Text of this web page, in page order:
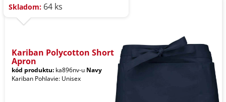
Skladom: 64 ks
Kariban Polycotton Short
Apron
kód produktu: ka896nv-u Navy
Kariban Pohlavie: Unisex